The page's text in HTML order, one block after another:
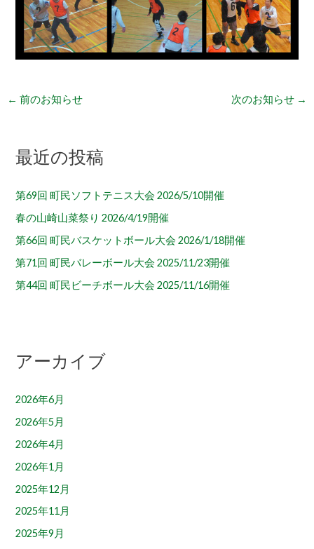
← 前のお知らせ 次のお知らせ →
最近の投稿
第69回 町民ソフトテニス大会 2026/5/10開催
春の山崎山菜祭り 2026/4/19開催
第66回 町民バスケットボール大会 2026/1/18開催
第71回 町民バレーボール大会 2025/11/23開催
第44回 町民ビーチボール大会 2025/11/16開催
アーカイブ
2026年6月
2026年5月
2026年4月
2026年1月
2025年12月
2025年11月
2025年9月